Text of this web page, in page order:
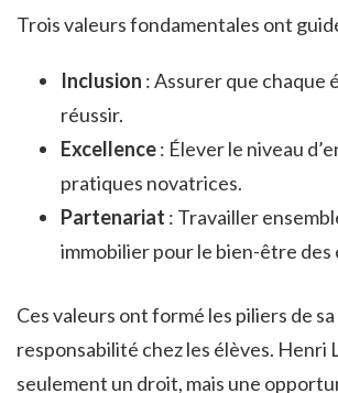
Trois valeurs fondamentales ont
Inclusion : Assurer que chaque
réussir.
Excellence: Élever le niveau
pratiques novatrices.
Partenariat : Travailler
immobilier pour le bien-être des
Ces valeurs ont formé les piliers de
responsabilité chez les élèves. Henri
seulement un droit, mais une